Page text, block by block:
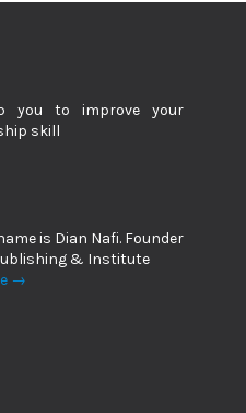
you to improve your
skill
is Dian Nafi. Founder
& Institute
→